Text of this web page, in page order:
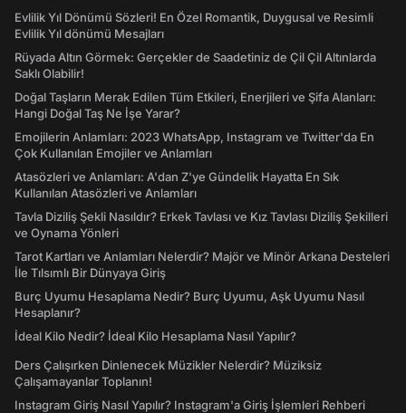
Evlilik Yıl Dönümü Sözleri! En Özel Romantik, Duygusal ve Resimli
Evlilik Yıl dönümü Mesajları
Rüyada Altın Görmek: Gerçekler de Saadetiniz de Çil Çil Altınlarda
Saklı Olabilir!
Doğal Taşların Merak Edilen Tüm Etkileri, Enerjileri ve Şifa Alanları:
Hangi Doğal Taş Ne İşe Yarar?
Emojilerin Anlamları: 2023 WhatsApp, Instagram ve Twitter'da En
Çok Kullanılan Emojiler ve Anlamları
Atasözleri ve Anlamları: A'dan Z'ye Gündelik Hayatta En Sık
Kullanılan Atasözleri ve Anlamları
Tavla Diziliş Şekli Nasıldır? Erkek Tavlası ve Kız Tavlası Diziliş Şekilleri
ve Oynama Yönleri
Tarot Kartları ve Anlamları Nelerdir? Majör ve Minör Arkana Desteleri
İle Tılsımlı Bir Dünyaya Giriş
Burç Uyumu Hesaplama Nedir? Burç Uyumu, Aşk Uyumu Nasıl
Hesaplanır?
İdeal Kilo Nedir? İdeal Kilo Hesaplama Nasıl Yapılır?
Ders Çalışırken Dinlenecek Müzikler Nelerdir? Müziksiz
Çalışamayanlar Toplanın!
Instagram Giriş Nasıl Yapılır? Instagram'a Giriş İşlemleri Rehberi